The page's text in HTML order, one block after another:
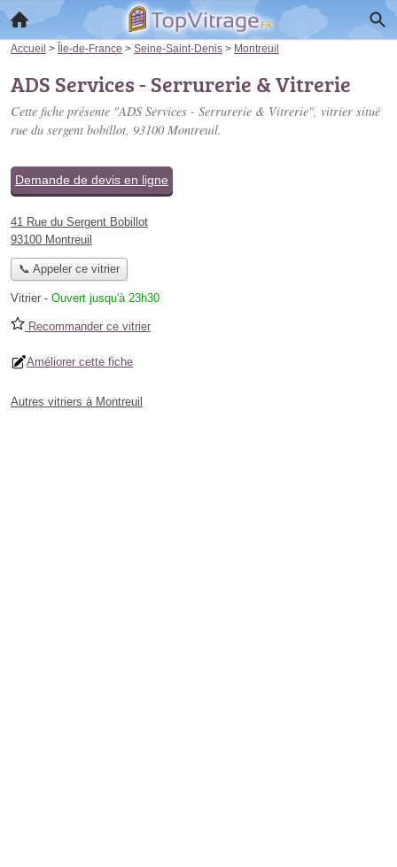
Accueil > Île-de-France > Seine-Saint-Denis > Montreuil
ADS Services - Serrurerie & Vitrerie
Cette fiche présente "ADS Services - Serrurerie & Vitrerie", vitrier situé
rue du sergent bobillot, 93100 Montreuil.
Demande de devis en ligne
41 Rue du Sergent Bobillot
93100 Montreuil
📞 Appeler ce vitrier
Vitrier - Ouvert jusqu'à 23h30
Recommander ce vitrier
Améliorer cette fiche
Autres vitriers à Montreuil